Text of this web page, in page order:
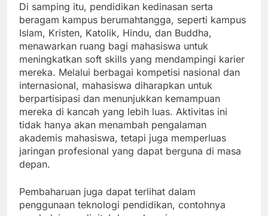
Di samping itu, pendidikan kedinasan serta
beragam kampus berumahtangga, seperti kampus
Islam, Kristen, Katolik, Hindu, dan Buddha,
menawarkan ruang bagi mahasiswa untuk
meningkatkan soft skills yang mendampingi karier
mereka. Melalui berbagai kompetisi nasional dan
internasional, mahasiswa diharapkan untuk
berpartisipasi dan menunjukkan kemampuan
mereka di kancah yang lebih luas. Aktivitas ini
tidak hanya akan menambah pengalaman
akademis mahasiswa, tetapi juga memperluas
jaringan profesional yang dapat berguna di masa
depan.
Pembaharuan juga dapat terlihat dalam
penggunaan teknologi pendidikan, contohnya